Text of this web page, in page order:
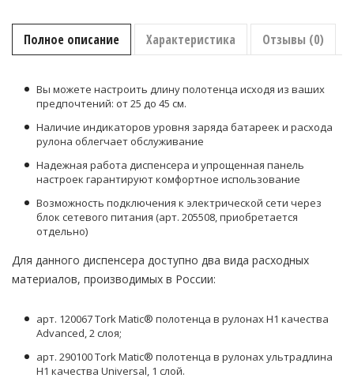
Полное описание Характеристика Отзывы (0)
Вы можете настроить длину полотенца исходя из ваших
предпочтений: от 25 до 45 см.
Наличие индикаторов уровня заряда батареек и расхода
рулона облегчает обслуживание
Надежная работа диспенсера и упрощенная панель
настроек гарантируют комфортное использование
Возможность подключения к электрической сети через
блок сетевого питания (арт. 205508, приобретается
отдельно)
Для данного диспенсера доступно два вида расходных
материалов, производимых в России:
арт. 120067 Tork Matic® полотенца в рулонах H1 качества
Advanced, 2 слоя;
арт. 290100 Tork Matic® полотенца в рулонах ультрадлина
H1 качества Universal, 1 слой.